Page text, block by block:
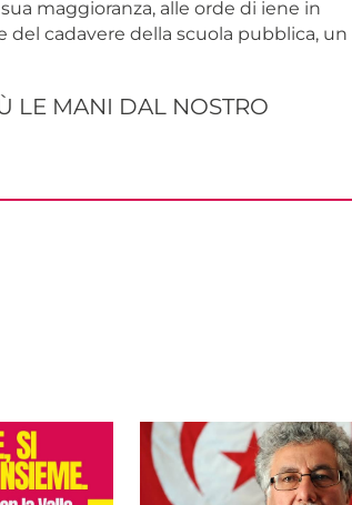
maggioranza, alle orde di iene in
del cadavere della scuola pubblica, un
LE MANI DAL NOSTRO